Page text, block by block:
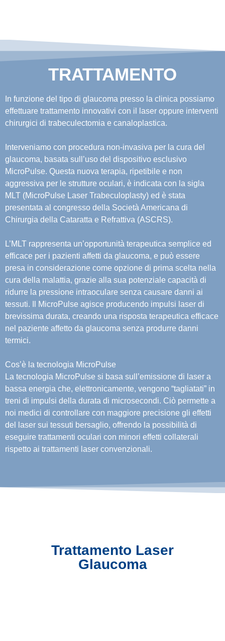
TRATTAMENTO
In funzione del tipo di glaucoma presso la clinica possiamo
effettuare trattamento innovativi con il laser oppure interventi
chirurgici di trabeculectomia e canaloplastica.
Interveniamo con procedura non-invasiva per la cura del
glaucoma, basata sull’uso del dispositivo esclusivo
MicroPulse. Questa nuova terapia, ripetibile e non
aggressiva per le strutture oculari, è indicata con la sigla
MLT (MicroPulse Laser Trabeculoplasty) ed è stata
presentata al congresso della Società Americana di
Chirurgia della Cataratta e Refrattiva (ASCRS).
L’MLT rappresenta un’opportunità terapeutica semplice ed
efficace per i pazienti affetti da glaucoma, e può essere
presa in considerazione come opzione di prima scelta nella
cura della malattia, grazie alla sua potenziale capacità di
ridurre la pressione intraoculare senza causare danni ai
tessuti. Il MicroPulse agisce producendo impulsi laser di
brevissima durata, creando una risposta terapeutica efficace
nel paziente affetto da glaucoma senza produrre danni
termici.
Cos’è la tecnologia MicroPulse
La tecnologia MicroPulse si basa sull’emissione di laser a
bassa energia che, elettronicamente, vengono “tagliatati” in
treni di impulsi della durata di microsecondi. Ciò permette a
noi medici di controllare con maggiore precisione gli effetti
del laser sui tessuti bersaglio, offrendo la possibilità di
eseguire trattamenti oculari con minori effetti collaterali
rispetto ai trattamenti laser convenzionali.
Trattamento Laser
Glaucoma